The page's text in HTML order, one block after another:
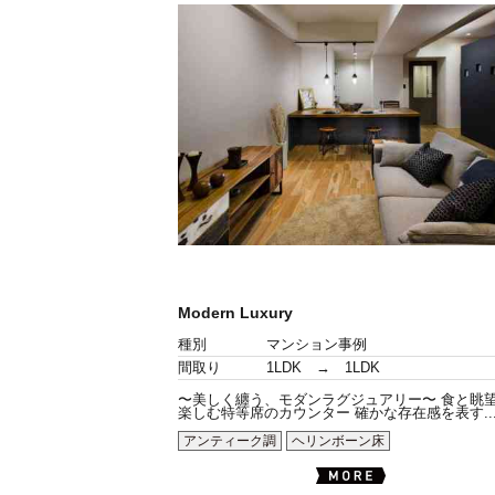
Modern Luxury
種別
マンション事例
間取り
1LDK → 1LDK
〜美しく纏う、モダンラグジュアリー〜 食と眺
楽しむ特等席のカウンター 確かな存在感を表す
アンティーク調
ヘリンボーン床